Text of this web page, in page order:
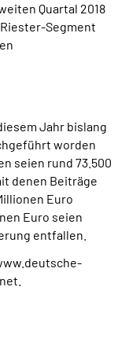
Quartal 2018
Segment
Jahr bislang
worden
seien rund 73.500
denen Beiträge
Euro
Euro seien
entfallen.